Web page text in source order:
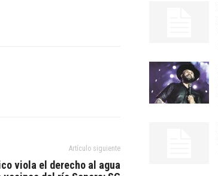
Artículo siguiente
viola el derecho al agua